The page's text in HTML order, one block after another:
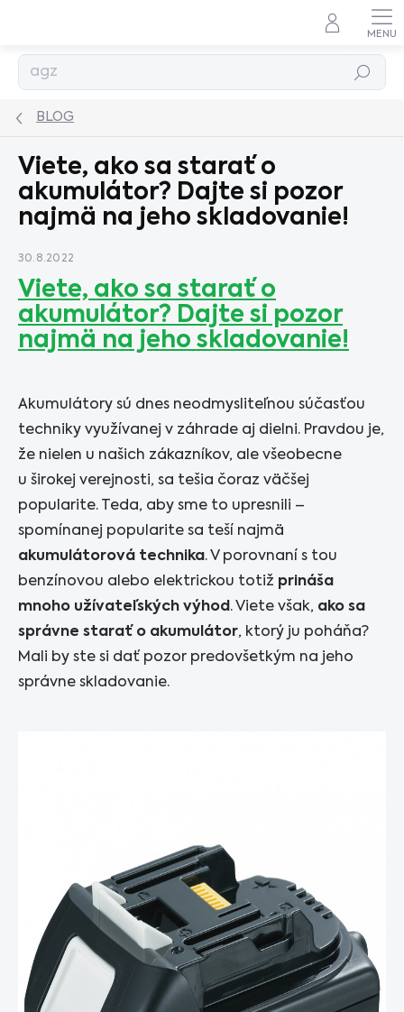
Hľadať
BLOG
Viete, ako sa starať o
akumulátor? Dajte si pozor
najmä na jeho skladovanie!
30.8.2022
Viete, ako sa starať o
akumulátor? Dajte si pozor
najmä na jeho skladovanie!
Akumulátory sú dnes neodmysliteľnou súčasťou
techniky využívanej v záhrade aj dielni. Pravdou je,
že nielen u našich zákazníkov, ale všeobecne
u širokej verejnosti, sa tešia čoraz väčšej
popularite. Teda, aby sme to upresnili –
spomínanej popularite sa teší najmä
akumulátorová technika. V porovnaní s tou
benzínovou alebo elektrickou totiž prináša
mnoho užívateľských výhod . Viete však, ako sa
správne starať o akumulátor, ktorý ju poháňa?
Mali by ste si dať pozor predovšetkým na jeho
správne skladovanie.